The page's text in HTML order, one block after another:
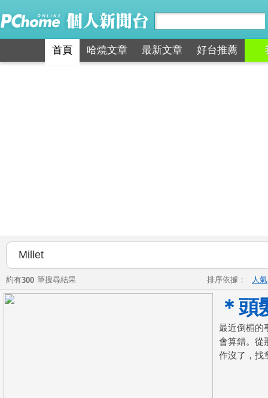
首頁 哈燒文章 最新文章 好台推薦
約有300 筆搜尋結果 排序依據： 人氣
＊頭
最近倒楣的
會算錯。從
作沒了，找